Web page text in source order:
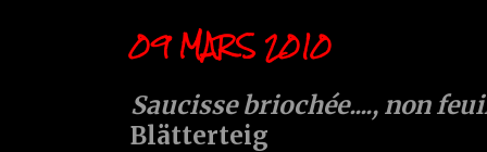
09 MARS 2010
Saucisse briochée...., non
Blätterteig